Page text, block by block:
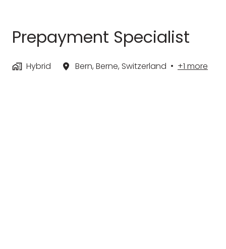
Prepayment Specialist
Hybrid Bern, Berne, Switzerland • +1 more